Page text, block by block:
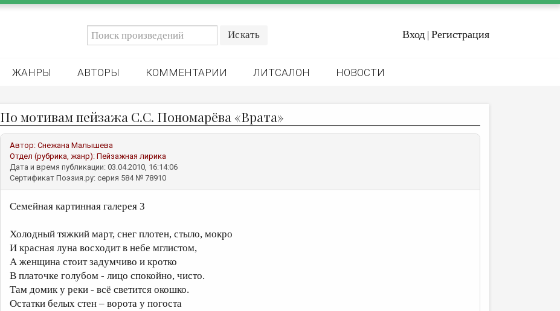
Вход | Регистрация
ЖАНРЫ АВТОРЫ КОММЕНТАРИИ ЛИТСАЛОН НОВОСТИ
По мотивам пейзажа С.С. Пономарёва «Врата»
Автор: Снежана Малышева
Отдел (рубрика, жанр): Пейзажная лирика
Дата и время публикации: 03.04.2010, 16:14:06
Сертификат Поэзия.ру: серия 584 № 78910
Семейная картинная галерея 3
Холодный тяжкий март, снег плотен, стыло, мокро
И красная луна восходит в небе мглистом,
А женщина стоит задумчиво и кротко
В платочке голубом - лицо спокойно, чисто.
Там домик у реки - всё светится окошко.
Остатки белых стен – ворота у погоста